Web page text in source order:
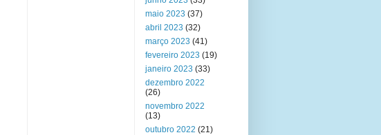
maio 2023 (37)
abril 2023 (32)
março 2023 (41)
fevereiro 2023 (19)
janeiro 2023 (33)
dezembro 2022
(26)
novembro 2022
(13)
outubro 2022 (21)